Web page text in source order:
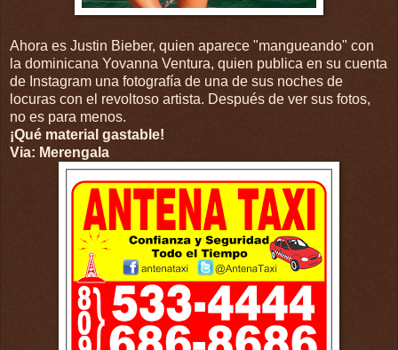
Ahora es Justin Bieber, quien aparece "mangueando" con
la dominicana Yovanna Ventura, quien publica en su cuenta
de Instagram una fotografía de una de sus noches de
locuras con el revoltoso artista. Después de ver sus fotos,
no es para menos.
¡Qué material gastable!
Via: Merengala